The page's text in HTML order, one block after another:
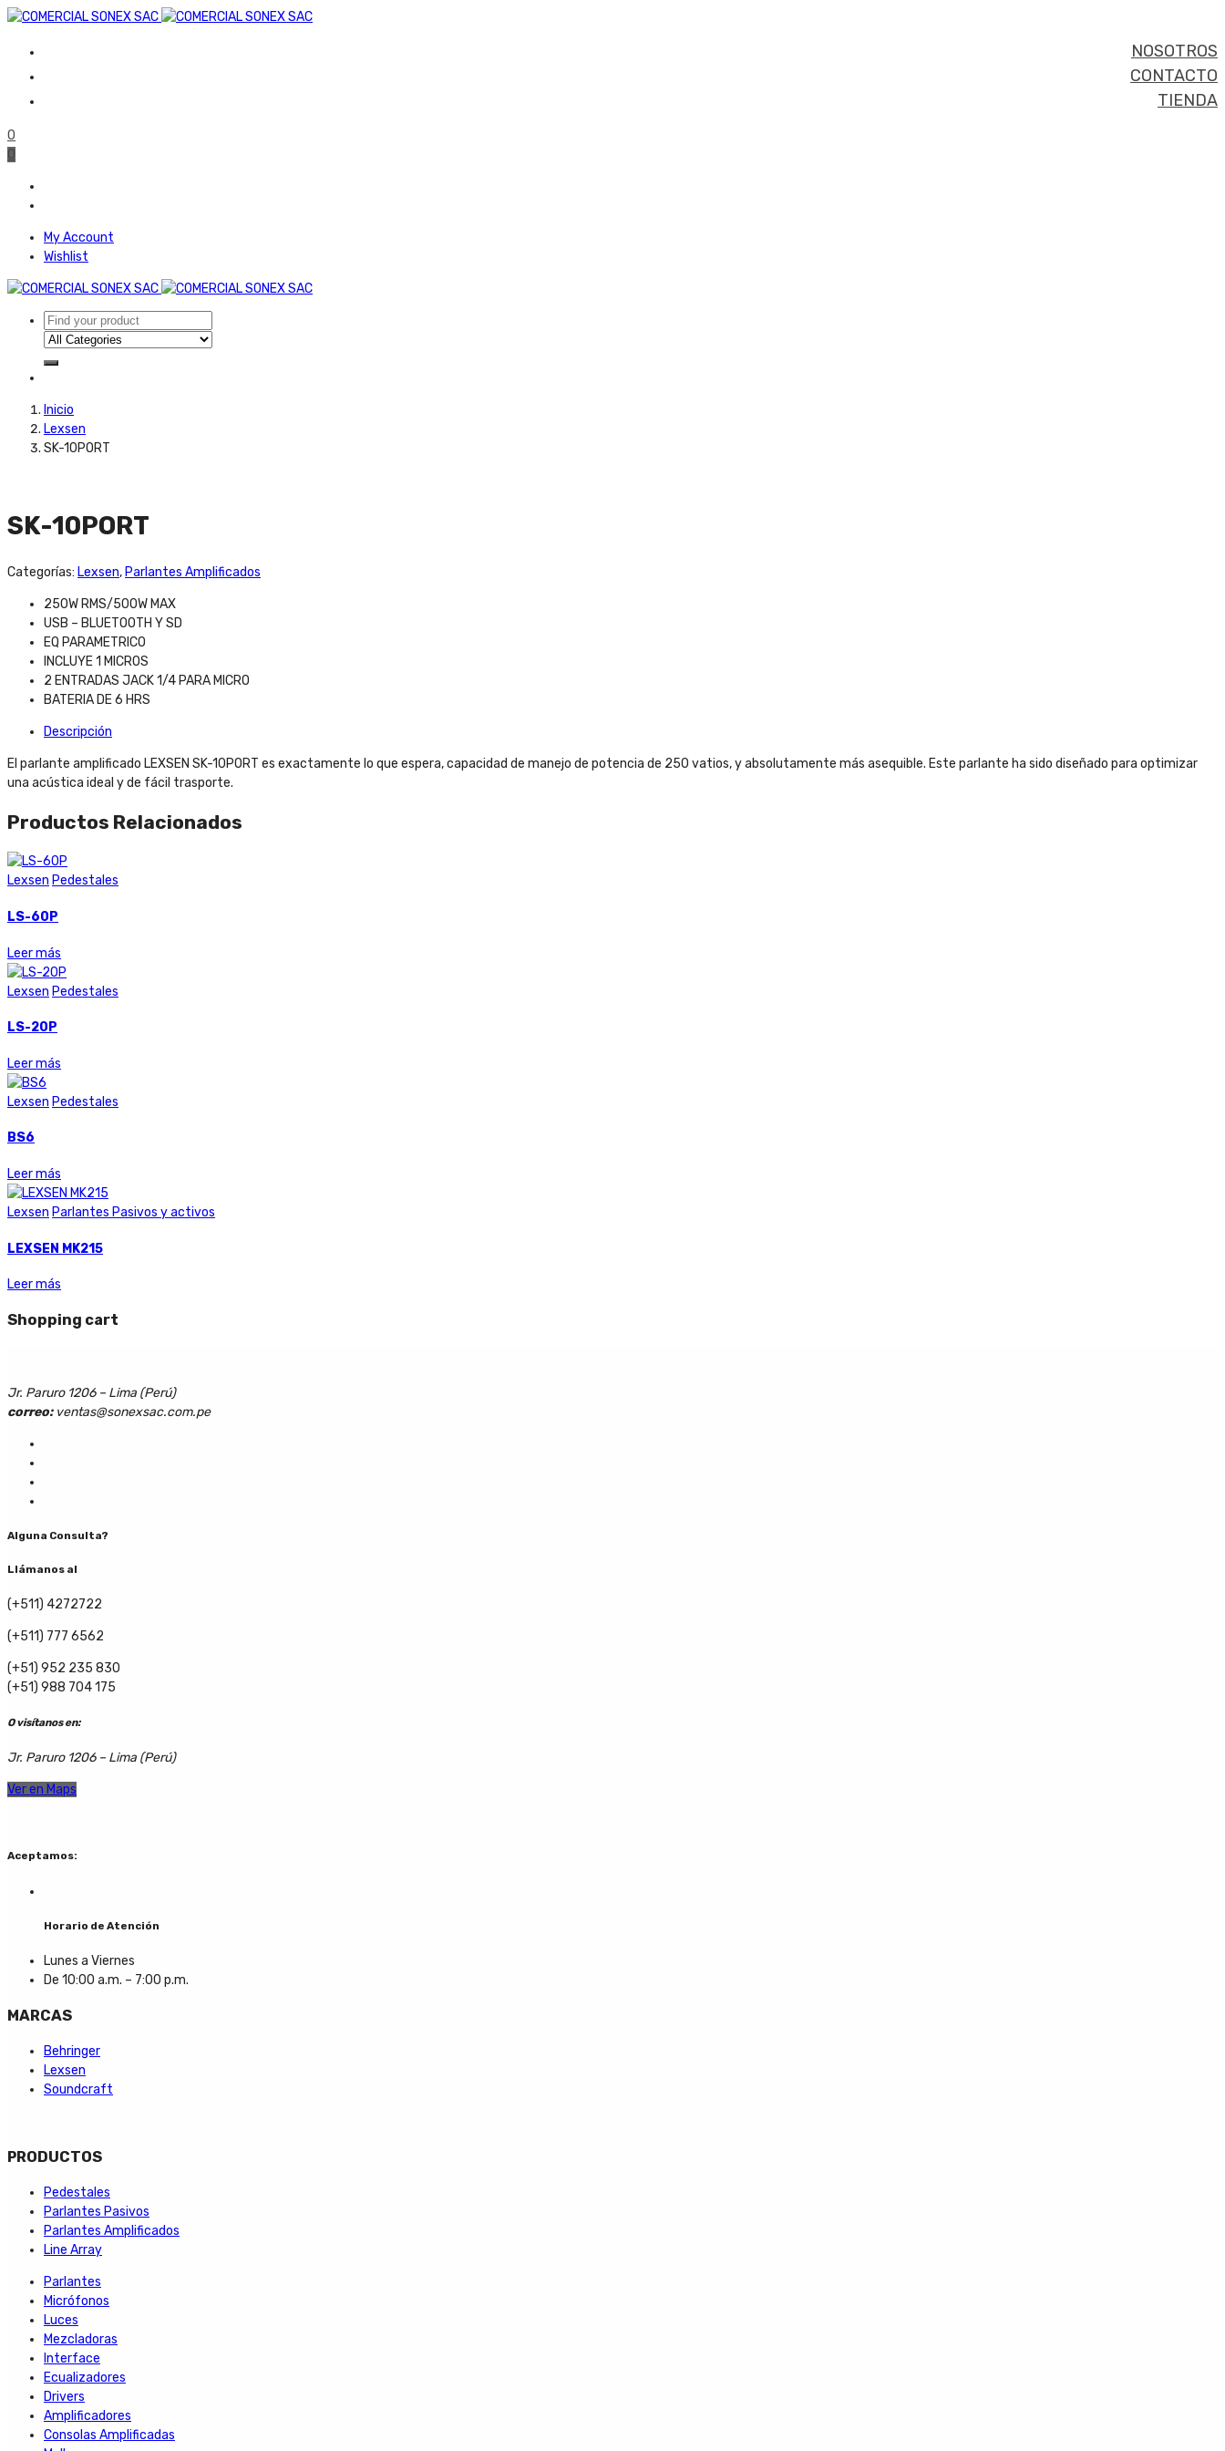
NOSOTROS
CONTACTO
TIENDA
0
0
My Account
Wishlist
Inicio
Lexsen
SK-10PORT
SK-10PORT
Categorías: Lexsen, Parlantes Amplificados
250W RMS/500W MAX
USB – BLUETOOTH Y SD
EQ PARAMETRICO
INCLUYE 1 MICROS
2 ENTRADAS JACK 1/4 PARA MICRO
BATERIA DE 6 HRS
Descripción
El parlante amplificado LEXSEN SK-10PORT es exactamente lo que espera, capacidad de manejo de potencia de 250 vatios, y absolutamente más asequible. Este parlante ha sido diseñado para optimizar
una acústica ideal y de fácil trasporte.
Productos Relacionados
Lexsen Pedestales
LS-60P
Leer más
Lexsen Pedestales
LS-20P
Leer más
Lexsen Pedestales
BS6
Leer más
Lexsen Parlantes Pasivos y activos
LEXSEN MK215
Leer más
Shopping cart
Jr. Paruro 1206 – Lima (Perú)
correo:ventas@sonexsac.com.pe
Alguna Consulta?
Llámanos al
(+511) 4272722
(+511) 777 6562
(+51) 952 235 830
(+51) 988 704 175
O visítanos en:
Jr. Paruro 1206 – Lima (Perú)
Ver en Maps
Aceptamos:
Horario de Atención
Lunes a Viernes
De 10:00 a.m. – 7:00 p.m.
MARCAS
Behringer
Lexsen
Soundcraft
PRODUCTOS
Pedestales
Parlantes Pasivos
Parlantes Amplificados
Line Array
Parlantes
Micrófonos
Luces
Mezcladoras
Interface
Ecualizadores
Drivers
Amplificadores
Consolas Amplificadas